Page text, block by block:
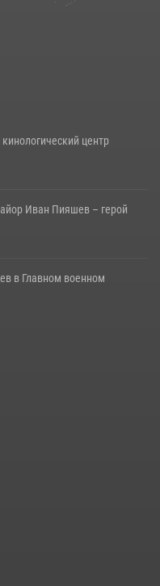
центр
Иван Пияшев – герой
в Главном военном